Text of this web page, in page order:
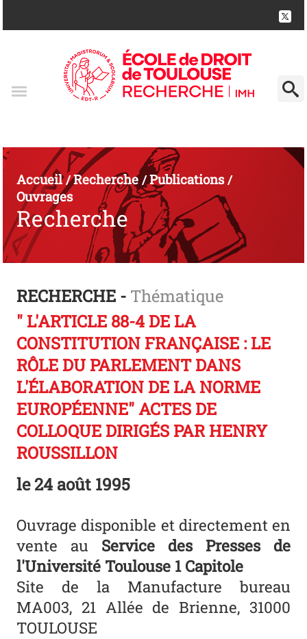
Accueil/Recherche/Publications/
Ouvrages
Recherche
RECHERCHE - Thématique
" L'ARTICLE 88-4 DE LA
CONSTITUTION FRANÇAISE : LE
RÔLE DU PARLEMENT DANS
L'ÉLABORATION DE LA NORME
EUROPÉENNE" ACTES DE
COLLOQUE DIRIGÉS PAR HENRY
ROUSSILLON
le24 août 1995
Ouvrage disponible et directement en
vente au Service des Presses de
l'Université Toulouse 1 Capitole
Site de la Manufacture bureau
MA003, 21 Allée de Brienne, 31000
TOULOUSE